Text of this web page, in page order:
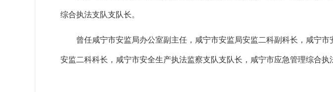
综合执法支队支队长。
曾任咸宁市安监局办公室副主任，咸宁市安监局安监二科副科长 ，咸宁
安监二科科长，咸宁市安全生产执法监察支队支队长，咸宁市应急管理综合执